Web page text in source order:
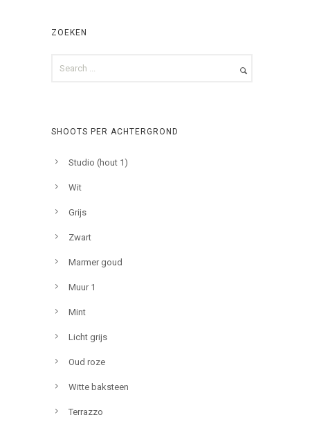
ZOEKEN
SHOOTS PER ACHTERGROND
Studio (hout 1)
Wit
Grijs
Zwart
Marmer goud
Muur 1
Mint
Licht grijs
Oud roze
Witte baksteen
Terrazzo